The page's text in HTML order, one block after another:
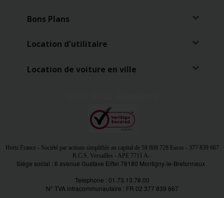
Bons Plans
Location d'utilitaire
Location de voiture en ville
Hertz France - Société par actions simplifiée au capital de 58 808 728 Euros - 377 839 667
R.C.S. Versailles - APE 7711 A-
Siège social : 6 avenue Gustave Eiffel 78180 Montigny-le-Bretonneux
Telephone : 01.73.13.78.00
N° TVA intracommunautaire : FR 02 377 839 667